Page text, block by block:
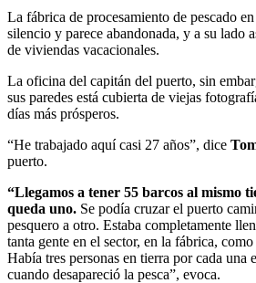
La fábrica de procesamiento de pescado
silencio y parece abandonada, y a su lado
de viviendas vacacionales.
La oficina del capitán del puerto, sin
sus paredes está cubierta de viejas
días más prósperos.
“He trabajado aquí casi 27 años”, dice
puerto.
“Llegamos a tener 55 barcos al mismo
queda uno. Se podía cruzar el puerto
pesquero a otro. Estaba completamente
tanta gente en el sector, en la fábrica,
Había tres personas en tierra por cada una
cuando desapareció la pesca”, evoca.